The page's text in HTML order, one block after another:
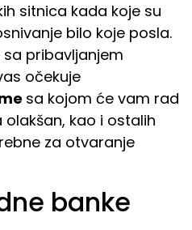
sitnica kada koje su
bilo koje posla.
pribavljanjem
očekuje
sa kojom će vam rad
kao i ostalih
za otvaranje
banke